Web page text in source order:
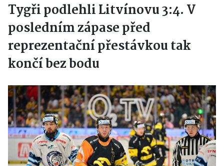
Tygři podlehli Litvínovu 3:4. V
posledním zápase před
reprezentační přestávkou tak
končí bez bodu